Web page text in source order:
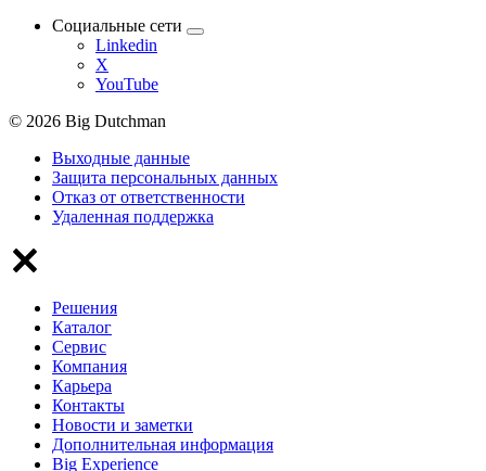
Социальные сети
Linkedin
X
YouTube
© 2026 Big Dutchman
Выходные данные
Защита персональных данных
Отказ от ответственности
Удаленная поддержка
Решения
Каталог
Сервис
Компания
Карьера
Контакты
Новости и заметки
Дополнительная информация
Big Experience